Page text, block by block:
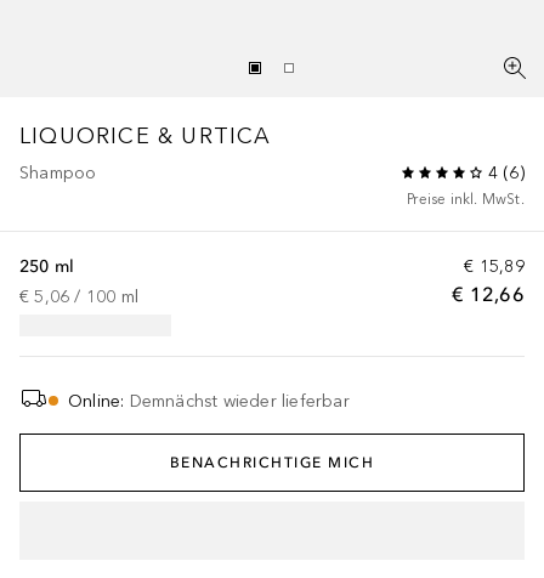
LIQUORICE & URTICA
Shampoo 4 (6)
Preise inkl. MwSt.
€ 15,89
€ 12,66
250 ml
€ 5,06 / 100 ml
Online: Demnächst wieder lieferbar
BENACHRICHTIGE MICH